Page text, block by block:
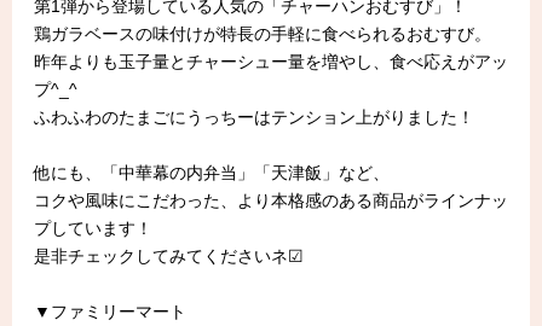
第1弾から登場している人気の「チャーハンおむすび」！
鶏ガラベースの味付けが特長の手軽に食べられるおむすび。
昨年よりも玉子量とチャーシュー量を増やし、食べ応えがアッ
プ^_^
ふわふわのたまごにうっちーはテンション上がりました！
他にも、「中華幕の内弁当」「天津飯」など、
コクや風味にこだわった、より本格感のある商品がラインナッ
プしています！
是非チェックしてみてくださいネ☑︎
▼ファミリーマート